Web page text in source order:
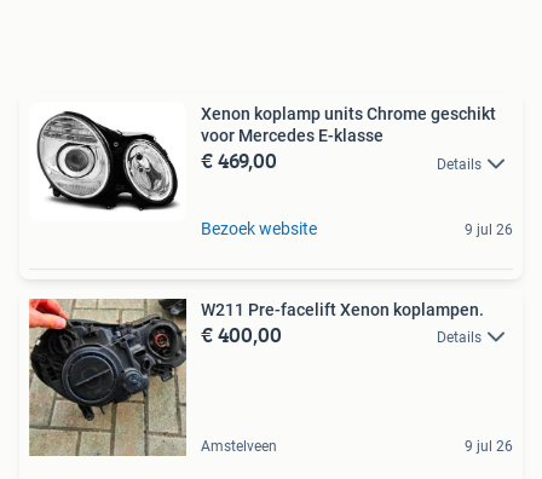
Xenon koplamp units Chrome geschikt
voor Mercedes E-klasse
€ 469,00 Details
Bezoek website 9 jul 26
W211 Pre-facelift Xenon koplampen.
€ 400,00 Details
Amstelveen 9 jul 26